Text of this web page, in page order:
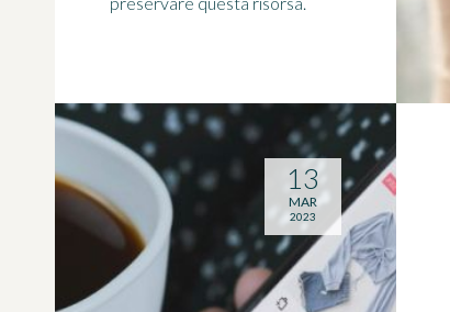
13
MAR
2023